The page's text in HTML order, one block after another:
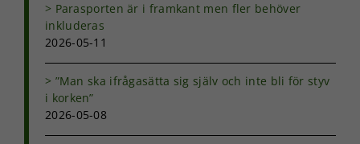
Parasporten är i framkant men fler behöver
inkluderas
2026-05-11
”Man ska ifrågasätta sig själv och inte bli för styv
i korken”
2026-05-08
kunna
förbättra
uppbyggnad,